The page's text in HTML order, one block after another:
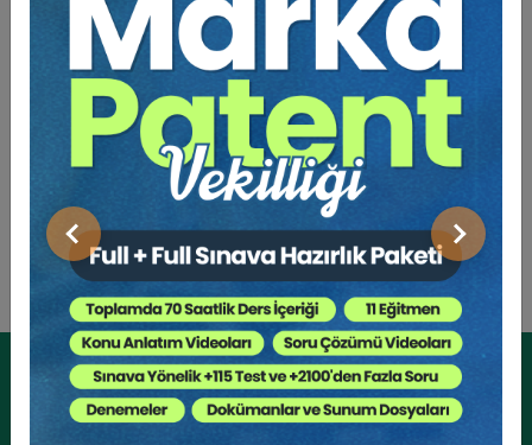
Önceki Sonraki
Eğitmen Hakkında
Sosyal Medya
Kurumsal Üyelikler İçin